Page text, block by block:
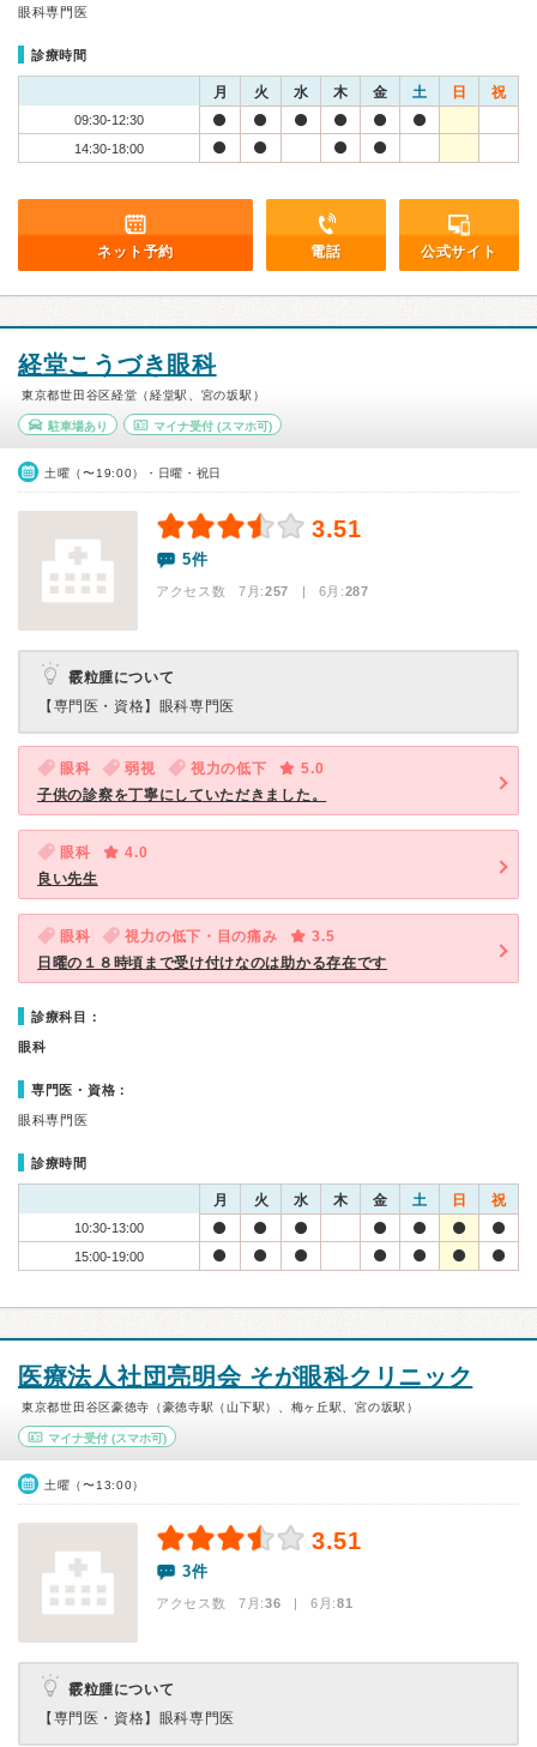
眼科専門医
診療時間
月 火 水 木 金 土 日 祝
09:30-12:30
14:30-18:00
ネット予約 電話 公式サイト
経堂こうづき眼科
東京都世田谷区経堂（経堂駅、宮の坂駅）
駐車場あり マイナ受付(スマホ可)
土曜（〜19:00）・日曜・祝日
3.51
5件
アクセス数 7月:257 | 6月:287
霰粒腫について
【専門医・資格】 眼科専門医
眼科 弱視 視力の低下
5.0
子供の診察を丁寧にしていただきました。
眼科
4.0
良い先生
眼科 視力の低下・目の痛み
3.5
日曜の１８時頃まで受け付けなのは助かる存在です
診療科目：
眼科
専門医・資格：
眼科専門医
診療時間
月 火 水 木 金 土 日 祝
10:30-13:00
15:00-19:00
医療法人社団亮明会 そが眼科クリニック
東京都世田谷区豪徳寺（豪徳寺駅（山下駅）、梅ヶ丘駅、宮の坂駅）
マイナ受付 (スマホ可)
土曜（〜13:00）
3.51
3件
アクセス数 7月:36 | 6月:81
霰粒腫について
【専門医・資格】 眼科専門医